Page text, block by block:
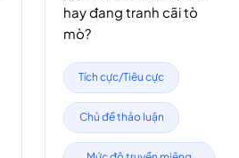
hay đang tranh cãi tò
mò?
Tích cực/Tiêu cực
Chủ đề thảo luận